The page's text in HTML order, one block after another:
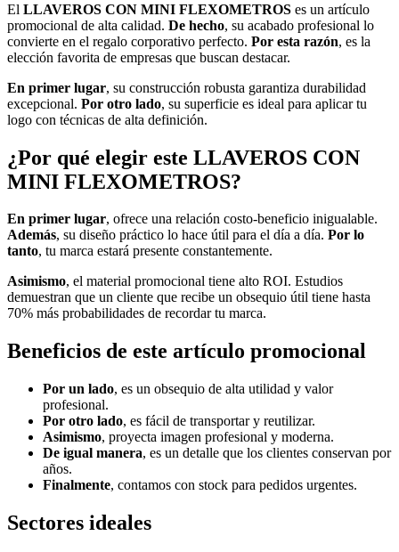
El LLAVEROS CON MINI FLEXOMETROS es un artículo
promocional de alta calidad. De hecho, su acabado profesional lo
convierte en el regalo corporativo perfecto. Por esta razón, es la
elección favorita de empresas que buscan destacar.
En primer lugar, su construcción robusta garantiza durabilidad
excepcional. Por otro lado, su superficie es ideal para aplicar tu
logo con técnicas de alta definición.
¿Por qué elegir este LLAVEROS CON
MINI FLEXOMETROS?
En primer lugar, ofrece una relación costo-beneficio inigualable.
Además, su diseño práctico lo hace útil para el día a día. Por lo
tanto, tu marca estará presente constantemente.
Asimismo, el material promocional tiene alto ROI. Estudios
demuestran que un cliente que recibe un obsequio útil tiene hasta
70% más probabilidades de recordar tu marca.
Beneficios de este artículo promocional
Por un lado, es un obsequio de alta utilidad y valor
profesional.
Por otro lado, es fácil de transportar y reutilizar.
Asimismo, proyecta imagen profesional y moderna.
De igual manera, es un detalle que los clientes conservan por
años.
Finalmente, contamos con stock para pedidos urgentes.
Sectores ideales